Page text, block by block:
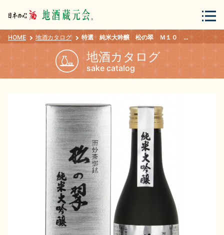
会員登録 ログイン
地酒カタログ
HOME 地酒カタログ 特選 純米大吟醸 松の翠 Ｍ１０ 180ｍｌ
地酒カタログ
sake catalog